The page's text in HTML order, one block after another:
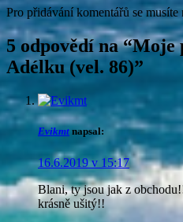
Pro přidávání komentářů se
5 odpovědí na “Moje
Adélku (vel. 86)”
Evikmt napsal:
16.6.2019 v 15:17
Blani, ty jsou jak z
krásně ušitý!!